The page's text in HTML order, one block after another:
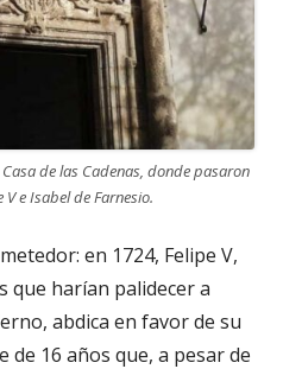
de las Cadenas, donde pasaron
e Isabel de Farnesio.
en 1724, Felipe V,
que harían palidecer a
abdica en favor de su
de 16 años que, a pesar de